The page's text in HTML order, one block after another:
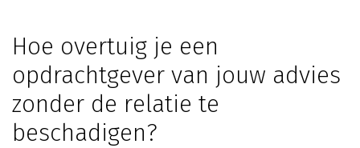
Hoe overtuig je een
opdrachtgever van jouw advies
zonder de relatie te
beschadigen?